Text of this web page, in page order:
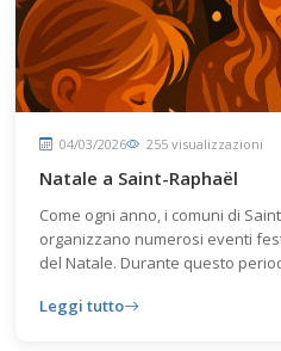
04/03/2026 255 visualizzazioni
Natale a Saint-Raphaël
Come ogni anno, i comuni di
organizzano numerosi eventi
del Natale. Durante questo
festività.
Leggi tutto